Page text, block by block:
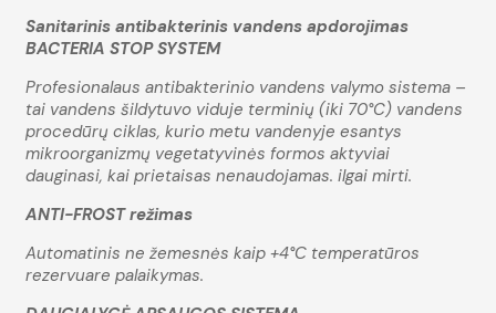
Sanitarinis antibakterinis vandens apdorojimas
BACTERIA STOP SYSTEM
Profesionalaus antibakterinio vandens valymo sistema –
tai vandens šildytuvo viduje terminių (iki 70°C) vandens
procedūrų ciklas, kurio metu vandenyje esantys
mikroorganizmų vegetatyvinės formos aktyviai
dauginasi, kai prietaisas nenaudojamas. ilgai mirti.
ANTI-FROST režimas
Automatinis ne žemesnės kaip +4°С temperatūros
rezervuare palaikymas.